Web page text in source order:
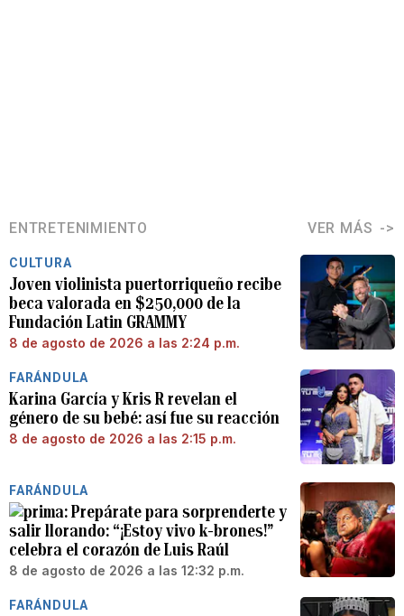
ENTRETENIMIENTO VER MÁS
CULTURA
Joven violinista puertorriqueño recibe
beca valorada en $250,000 de la
Fundación Latin GRAMMY
8 de agosto de 2026 a las 2:24 p.m.
FARÁNDULA
Karina García y Kris R revelan el
género de su bebé: así fue su reacción
8 de agosto de 2026 a las 2:15 p.m.
FARÁNDULA
Prepárate para sorprenderte y
salir llorando: “¡Estoy vivo k-brones!”
celebra el corazón de Luis Raúl
8 de agosto de 2026 a las 12:32 p.m.
FARÁNDULA